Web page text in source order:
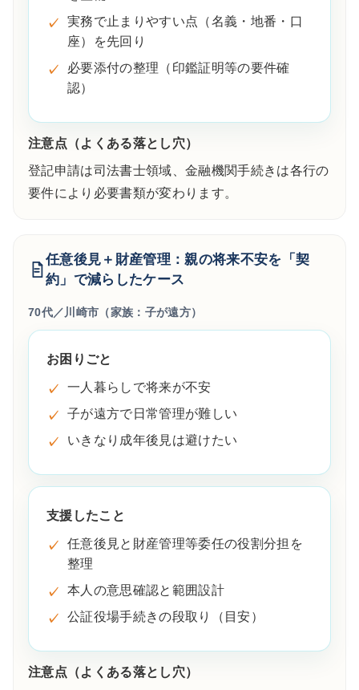
実務で止まりやすい点（名義・地番・口
座）を先回り
必要添付の整理（印鑑証明等の要件確
認）
注意点（よくある落とし穴）
登記申請は司法書士領域、金融機関手続きは各行の
要件により必要書類が変わります。
任意後見＋財産管理：親の将来不安を「契
約」で減らしたケース
70代／川崎市（家族：子が遠方）
お困りごと
一人暮らしで将来が不安
子が遠方で日常管理が難しい
いきなり成年後見は避けたい
支援したこと
任意後見と財産管理等委任の役割分担を
整理
本人の意思確認と範囲設計
公証役場手続きの段取り（目安）
注意点（よくある落とし穴）